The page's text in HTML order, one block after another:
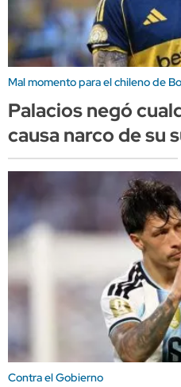
Mal momento para el chileno de
Palacios negó
causa narco de su
Contra el Gobierno